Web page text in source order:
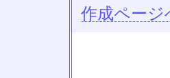
作成ページ